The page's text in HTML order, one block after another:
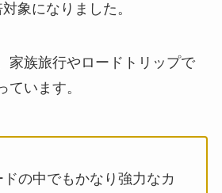
象になりました。
家族旅行やロードトリップで
ています。
の中でもかなり強力なカ